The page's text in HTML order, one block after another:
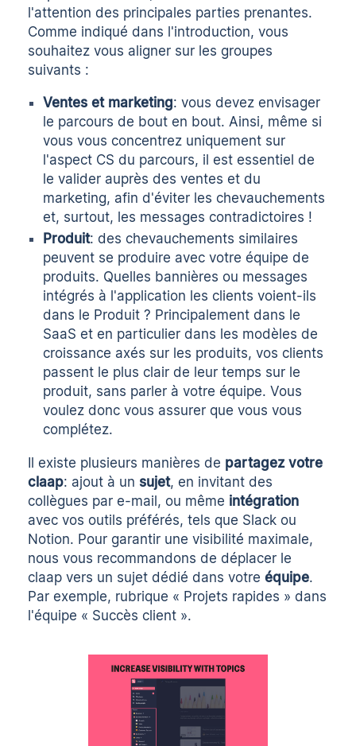
l'attention des principales parties prenantes.
Comme indiqué dans l'introduction, vous
souhaitez vous aligner sur les groupes
suivants :
Ventes et marketing: vous devez envisager
le parcours de bout en bout. Ainsi, même si
vous vous concentrez uniquement sur
l'aspect CS du parcours, il est essentiel de
le valider auprès des ventes et du
marketing, afin d'éviter les chevauchements
et, surtout, les messages contradictoires !
Produit: des chevauchements similaires
peuvent se produire avec votre équipe de
produits. Quelles bannières ou messages
intégrés à l'application les clients voient-ils
dans le Produit ? Principalement dans le
SaaS et en particulier dans les modèles de
croissance axés sur les produits, vos clients
passent le plus clair de leur temps sur le
produit, sans parler à votre équipe. Vous
voulez donc vous assurer que vous vous
complétez.
Il existe plusieurs manières de partagez votre
claap: ajout à un sujet, en invitant des
collègues par e-mail, ou même intégration
avec vos outils préférés, tels que Slack ou
Notion. Pour garantir une visibilité maximale,
nous vous recommandons de déplacer le
claap vers un sujet dédié dans votreéquipe.
Par exemple, rubrique « Projets rapides » dans
l'équipe « Succès client ».